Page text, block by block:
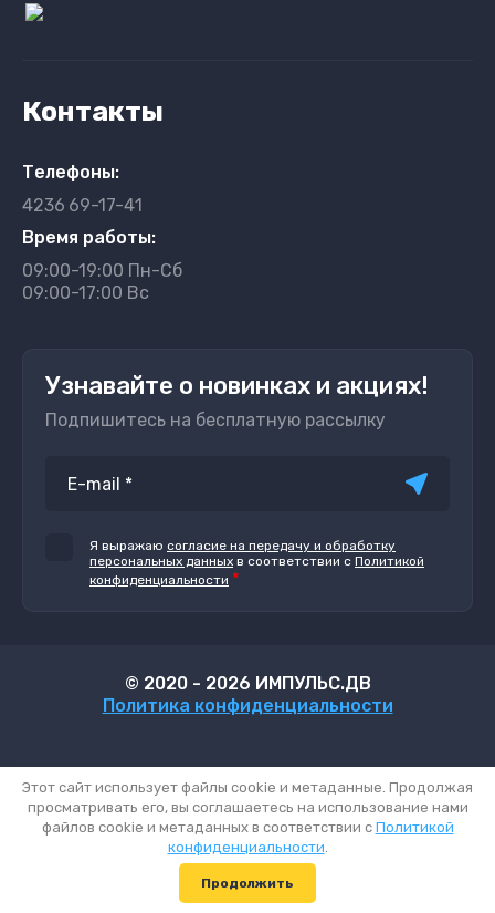
Контакты
Телефоны:
4236 69-17-41
Время работы:
09:00-19:00 Пн-Сб
09:00-17:00 Вс
Узнавайте о новинках и акциях!
Подпишитесь на бесплатную рассылку
Я выражаю согласие на передачу и обработку
персональных данных в соответствии с Политикой
конфиденциальности *
© 2020 - 2026 ИМПУЛЬС.ДВ
Политика конфиденциальности
Megagroup.ru
Этот сайт использует файлы cookie и метаданные. Продолжая
просматривать его, вы соглашаетесь на использование нами
файлов cookie и метаданных в соответствии с Политикой
конфиденциальности.
Продолжить